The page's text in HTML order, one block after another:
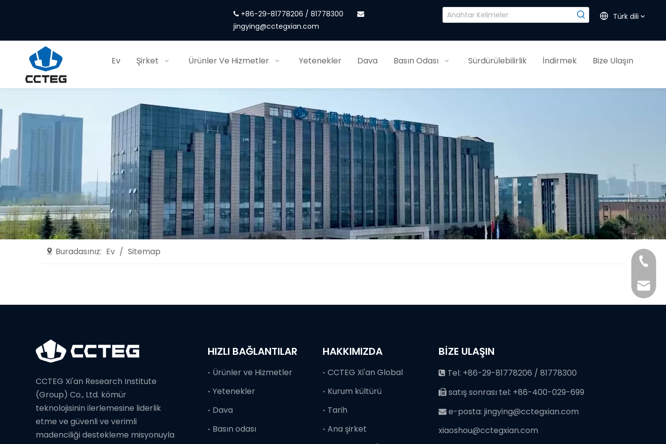
 +86-29-81778206 / 81778300
jingying@cctegxian.com
Türk dili
Ev Şirket Ürünler Ve Hizmetler Yetenekler Dava Basın Odası Sürdürülebilirlik İndirmek Bize Ulaşın
Buradasınız: Ev / Sitemap
CCTEG Xi'an Research Institute
(Group) Co., Ltd. kömür
teknolojisinin ilerlemesine liderlik
etme ve güvenli ve verimli
madenciliği destekleme misyonuyla
HIZLI BAĞLANTILAR
Ürünler ve Hizmetler
Yetenekler
Dava
Basın odası
HAKKIMIZDA
CCTEG Xi'an Global
Kurum kültürü
Tarih
Ana şirket
+86-
+86-
BİZE ULAŞIN
 Tel: +86-29-81778206 / 81778300
 satış sonrası tel: +86-400-029-699
 e-posta:jingying@cctegxian.com
xiaoshou@cctegxian.com